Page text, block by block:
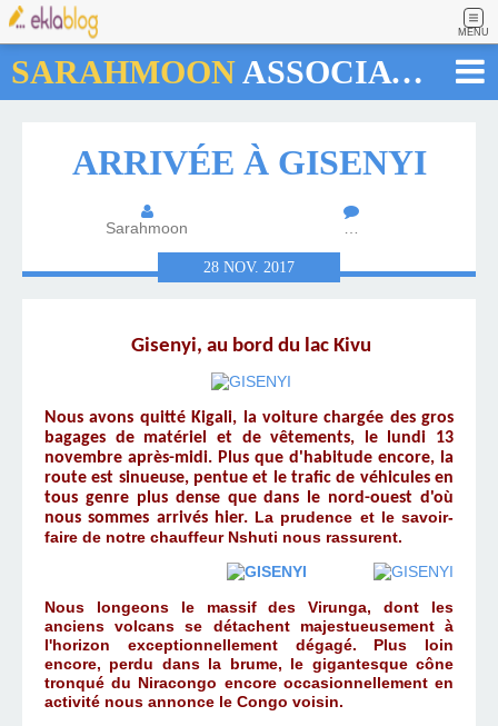
MENU
SARAHMOON ASSOCIATION
ARRIVÉE À GISENYI
Sarahmoon …
28 NOV. 2017
Gisenyi, au bord du lac Kivu
Nous avons quitté Kigali, la voiture chargée des gros
bagages de matériel et de vêtements, le lundi 13
novembre après-midi. Plus que d'habitude encore, la
route est sinueuse, pentue et le trafic de véhicules en
tous genre plus dense que dans le nord-ouest d'où
nous sommes arrivés hier. La prudence et le savoir-
faire de notre chauffeur Nshuti nous rassurent.
Nous longeons le massif des Virunga, dont les
anciens volcans se détachent majestueusement à
l'horizon exceptionnellement dégagé. Plus loin
encore, perdu dans la brume, le gigantesque cône
tronqué du Niracongo encore occasionnellement en
activité nous annonce le Congo voisin.